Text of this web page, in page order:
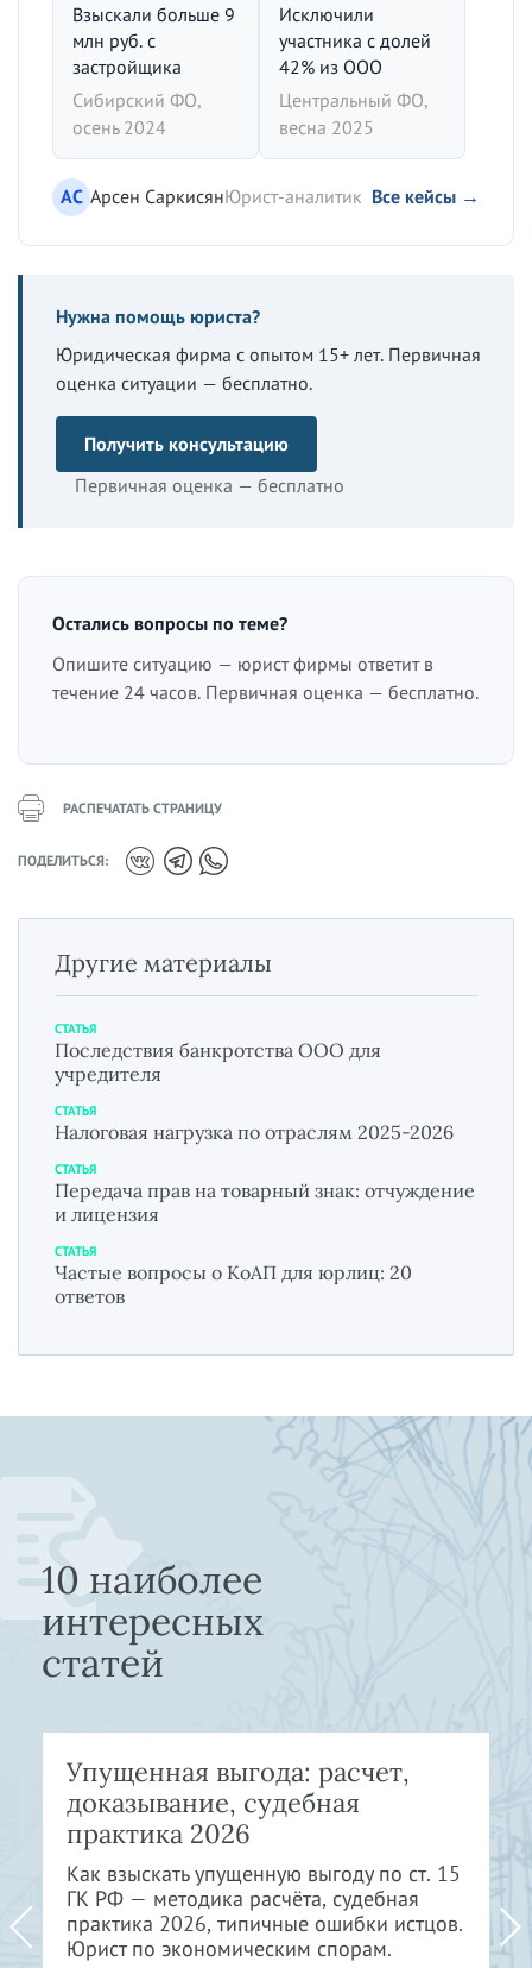
Взыскали больше 9
млн руб. с
застройщика
Сибирский ФО,
осень 2024
Исключили
участника с долей
42% из ООО
Центральный ФО,
весна 2025
АС Арсен СаркисянЮрист-аналитик Все кейсы →
Нужна помощь юриста?
Юридическая фирма с опытом 15+ лет. Первичная
оценка ситуации — бесплатно.
Получить консультацию
Первичная оценка — бесплатно
Остались вопросы по теме?
Опишите ситуацию — юрист фирмы ответит в
течение 24 часов. Первичная оценка — бесплатно.
РАСПЕЧАТАТЬ СТРАНИЦУ
ПОДЕЛИТЬСЯ:
Другие материалы
СТАТЬЯ
Последствия банкротства ООО для
учредителя
СТАТЬЯ
Налоговая нагрузка по отраслям 2025-2026
СТАТЬЯ
Передача прав на товарный знак: отчуждение
и лицензия
СТАТЬЯ
Частые вопросы о КоАП для юрлиц: 20
ответов
10 наиболее
интересных
статей
Упущенная выгода: расчет,
доказывание, судебная
практика 2026
Как взыскать упущенную выгоду по ст. 15
ГК РФ — методика расчёта, судебная
практика 2026, типичные ошибки истцов.
Юрист по экономическим спорам.